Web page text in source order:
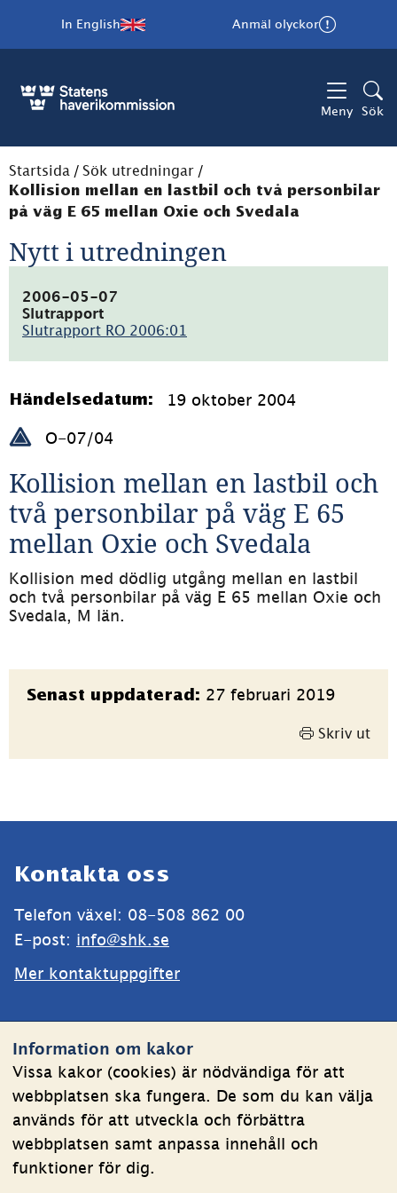
Information om kakor
Vissa kakor (cookies) är nödvändiga för att
webbplatsen ska fungera. De som du kan välja
används för att utveckla och förbättra
webbplatsen samt anpassa innehåll och
funktioner för dig.
In English Anmäl olyckor
Meny Sök
Startsida / Sök utredningar /
Kollision mellan en lastbil och två personbilar
på väg E 65 mellan Oxie och Svedala
Nytt i utredningen
2006-05-07
Slutrapport
Slutrapport RO 2006:01
403.5kB)
Händelsedatum: 19 oktober 2004
O-07/04
Kollision mellan en lastbil och
två personbilar på väg E 65
mellan Oxie och Svedala
Kollision med dödlig utgång mellan en lastbil
och två personbilar på väg E 65 mellan Oxie och
Svedala, M län.
Sidinformation
Senast uppdaterad: 27 februari 2019
Skriv ut
Kontakta oss
Telefon växel: 08-508 862 00
E-post: info@shk.se
Mer kontaktuppgifter
Om kakor
Behandling av personuppgifter
Tillgänglighetsredogörelse
Följ oss